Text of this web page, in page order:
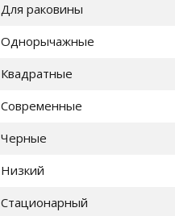
Для раковины
Однорычажные
Квадратные
Современные
Черные
Низкий
Стационарный